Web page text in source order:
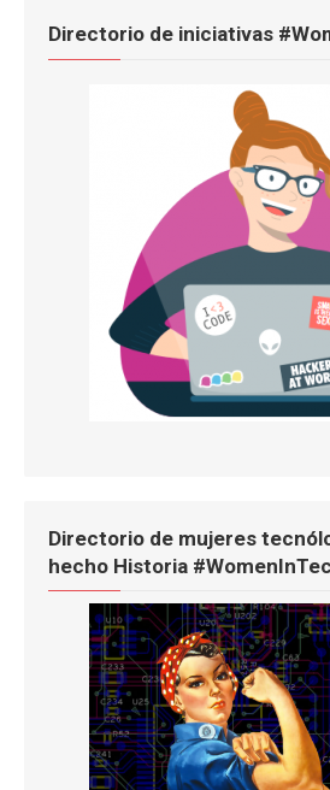
Directorio de iniciativas
Directorio de mujeres
hecho Historia